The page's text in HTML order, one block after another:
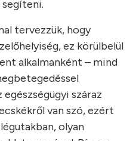
tervezzük, hogy
ez körülbelül
alkalmanként – mind
egészségügyi száraz
van szó, ezért
olyan